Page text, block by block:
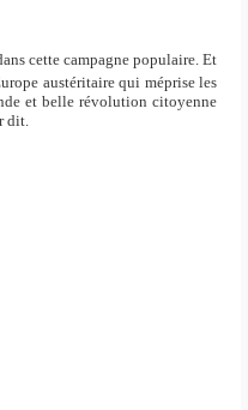
cette campagne populaire. Et
austéritaire qui méprise les
et belle révolution citoyenne
dit.